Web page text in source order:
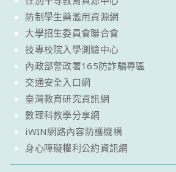
防制學生藥濫用資源網
大學招生委員會聯合會
技專校院入學測驗中心
內政部警政署165防詐騙專區
交通安全入口網
臺灣教育研究資訊網
數理科教學分享網
iWIN網路內容防護機構
身心障礙權利公約資訊網